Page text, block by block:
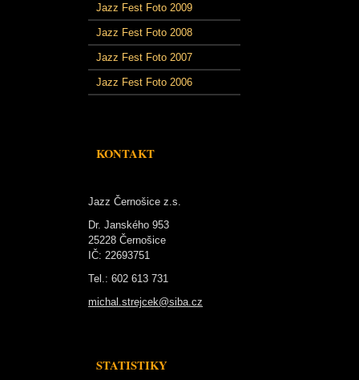
Jazz Fest Foto 2009
Jazz Fest Foto 2008
Jazz Fest Foto 2007
Jazz Fest Foto 2006
KONTAKT
Jazz Černošice z.s.
Dr. Janského 953
25228 Černošice
IČ: 22693751
Tel.: 602 613 731
michal.strejcek@siba.cz
STATISTIKY